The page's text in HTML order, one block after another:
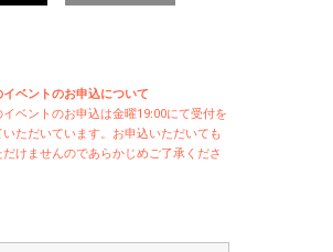
ベントのお申込について
イベントのお申込は金曜19:00にて受付を
ただいています。お申込いただいても
けませんのであらかじめご了承くださ